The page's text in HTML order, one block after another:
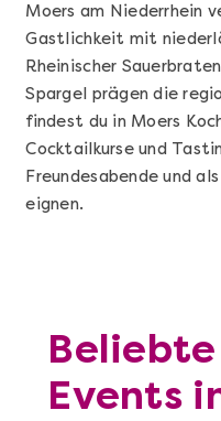
Moers am Niederrhein
Gastlichkeit mit
Rheinischer
Spargel prägen die
findest du in Moers
Cocktailkurse und
Freundesabende und
eignen.
Beliebte
Events